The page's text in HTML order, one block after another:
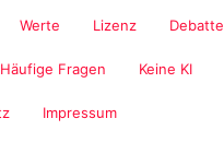
Werte Lizenz Debatte
Häufige Fragen Keine KI
Impressum